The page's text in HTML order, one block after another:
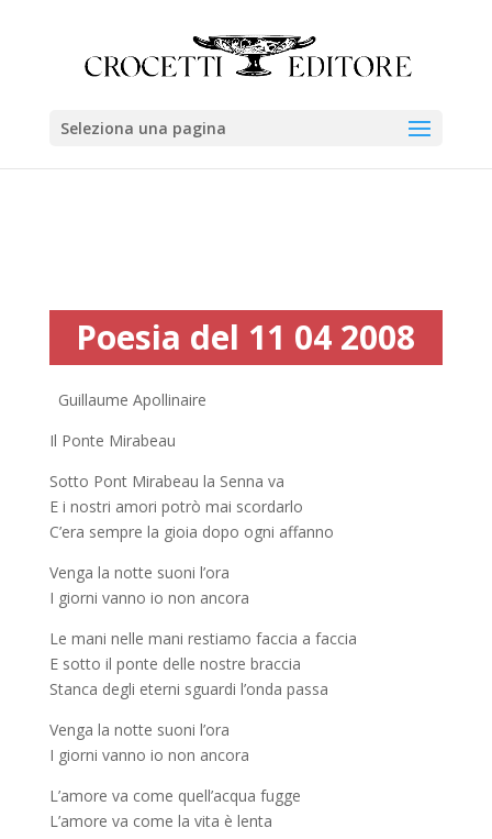
Seleziona una pagina
Poesia del 11 04 2008
Guillaume Apollinaire
Il Ponte Mirabeau
Sotto Pont Mirabeau la Senna va
E i nostri amori potrò mai scordarlo
C’era sempre la gioia dopo ogni affanno
Venga la notte suoni l’ora
I giorni vanno io non ancora
Le mani nelle mani restiamo faccia a faccia
E sotto il ponte delle nostre braccia
Stanca degli eterni sguardi l’onda passa
Venga la notte suoni l’ora
I giorni vanno io non ancora
L’amore va come quell’acqua fugge
L’amore va come la vita è lenta